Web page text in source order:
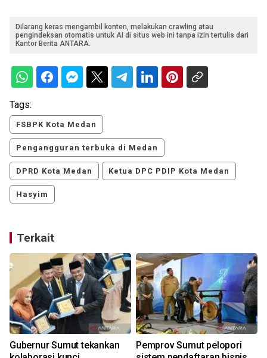
Dilarang keras mengambil konten, melakukan crawling atau
pengindeksan otomatis untuk AI di situs web ini tanpa izin tertulis dari
Kantor Berita ANTARA.
Tags:
FSBPK Kota Medan
Pengangguran terbuka di Medan
DPRD Kota Medan Ketua DPC PDIP Kota Medan
Hasyim
Terkait
Gubernur Sumut tekankan
Pemprov Sumut pelopori